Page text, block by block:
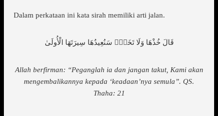
Dalam perkataan ini kata sirah memiliki arti jalan.
قَالَ خُذْهَا وَلَا تَخَفْۖ سَنُعِيدُهَا سِيرَتَهَا الْأُولَىٰ
Allah berfirman: “Peganglah ia dan jangan takut, Kami akan
mengembalikannya kepada ‘keadaan’nya semula”. QS.
Thaha: 21